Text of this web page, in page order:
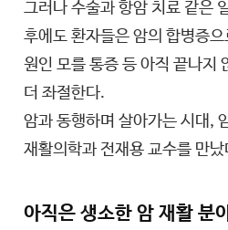
그러나 수술과 항암 치료 같은
후에도 환자들은 암의 합병증
원인 모를 통증 등 아직 끝나지
더 좌절한다.
암과 동행하며 살아가는 시대,
재활의학과 전재용 교수를 만났
아직은 생소한 암 재활 분